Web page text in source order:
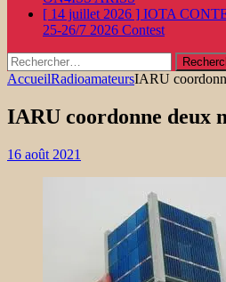
[ 14 juillet 2026 ] IOTA
25-26/7 2026 Contest
Rechercher :
AccueilRadioamateursIARU
IARU coordonne deux
16 août 2021